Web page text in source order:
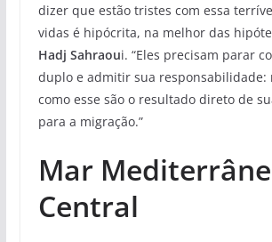
dizer que estão tristes com essa
vidas é hipócrita, na melhor das
Hadj Sahraoui. “Eles precisam parar
duplo e admitir sua responsabilidade:
como esse são o resultado direto de
para a migração.”
Mar
Central